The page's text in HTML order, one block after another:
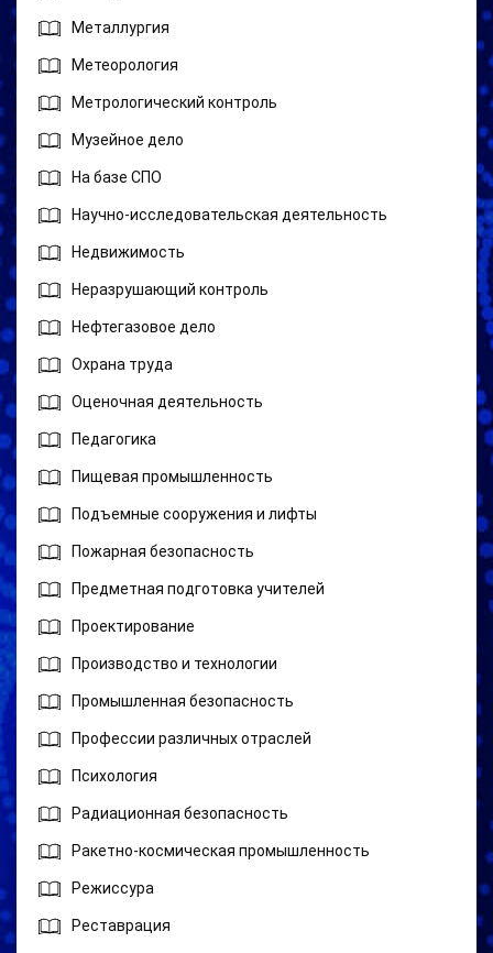
Металлургия
Метеорология
Метрологический контроль
Музейное дело
На базе СПО
Научно-исследовательская деятельность
Недвижимость
Неразрушающий контроль
Нефтегазовое дело
Охрана труда
Оценочная деятельность
Педагогика
Пищевая промышленность
Подъемные сооружения и лифты
Пожарная безопасность
Предметная подготовка учителей
Проектирование
Производство и технологии
Промышленная безопасность
Профессии различных отраслей
Психология
Радиационная безопасность
Ракетно-космическая промышленность
Режиссура
Реставрация